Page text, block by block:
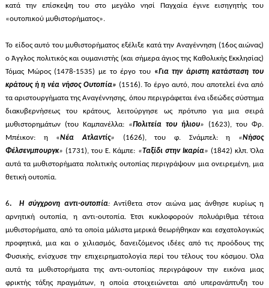
κατά την επίσκεψη του στο
μεγάλο νησί Παγχαία έγινε εισηγητής του
«ουτοπικού μυθιστορήματος».
Το είδος αυτό του μυθιστορήματος εξέλιξε κατά την Αναγέννηση (16ος αιώνας)
ο Άγγλος πολιτικός και ουμανιστής (και σήμερα άγιος της Καθολικής Εκκλησίας)
Τόμας Μώρος (1478-1535) με το έργο του «Για την άριστη κατάσταση του
κράτους ή η νέα νήσος Ουτοπία» (1516). Το έργο αυτό, που αποτελεί ένα από
τα αριστουργήματα της Αναγέννησης, όπου περιγράφεται ένα ιδεώδες σύστημα
διακυβερνήσεως του κράτους, λειτούργησε ως πρότυπο για μια σειρά
μυθιστορημάτων (του Καμπανέλλα: «Πολιτεία του ήλιου» (1623), του Φρ.
Μπέικον: η «Νέα Ατλαντίς» (1626), του φ. Σνάμπελ: η «Νήσος
Φέλσενμπουργκ» (1731), του Ε. Κάμπε: «Ταξίδι στην Ικαρία» (1842) κλπ. Όλα
αυτά τα μυθιστορήματα πολιτικής ουτοπίας περιγράψουν μια ονειρεμένη, μια
θετική ουτοπία.
6. Η σύγχρονη αντι-ουτοπία:Αντίθετα στον αιώνα μας άνθησε κυρίως η
αρνητική ουτοπία, η αντι-ουτοπία. Έτσι κυκλοφορούν πολυάριθμα τέτοια
μυθιστορήματα, από τα οποία μάλιστα μερικά θεωρήθηκαν και εσχατολογικώς
προφητικά, μια και ο χιλιασμός, δανειζόμενος ιδέες από τις προόδους της
Φυσικής, ενίσχυσε την επιχειρηματολογία περί του τέλους του κόσμου. Όλα
αυτά τα μυθιστορήματα της αντι-ουτοπίας περιγράφουν την εικόνα μιας
φρικτής τάξης πραγμάτων, η οποία στοιχειώνεται από υπερανάπτυξη του